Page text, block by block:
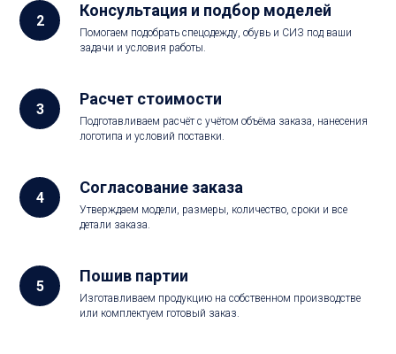
Консультация и подбор моделей
Помогаем подобрать спецодежду, обувь и СИЗ под ваши
задачи и условия работы.
Расчет стоимости
Подготавливаем расчёт с учётом объёма заказа, нанесения
логотипа и условий поставки.
Согласование заказа
Утверждаем модели, размеры, количество, сроки и все
детали заказа.
Пошив партии
Изготавливаем продукцию на собственном производстве
или комплектуем готовый заказ.